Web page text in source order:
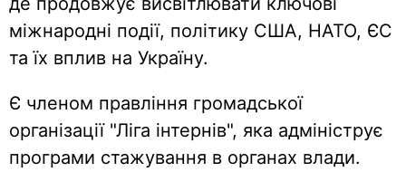
міжнародні події, політику США, НАТО, ЄС
та їх вплив на Україну.
Є членом правління громадської
організації "Ліга інтернів", яка адмініструє
програми стажування в органах влади.